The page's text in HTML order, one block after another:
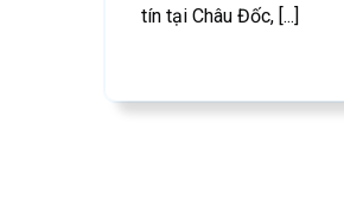
tín tại Châu Đốc, [...]